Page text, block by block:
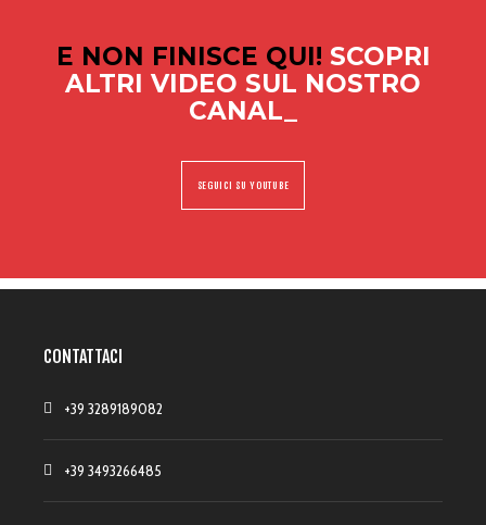
E NON FINISCE QUI! SCOPRI
ALTRI VIDEO SUL NOSTRO
CANALE_
SEGUICI SU YOUTUBE
CONTATTACI
+39 3289189082
+39 3493266485